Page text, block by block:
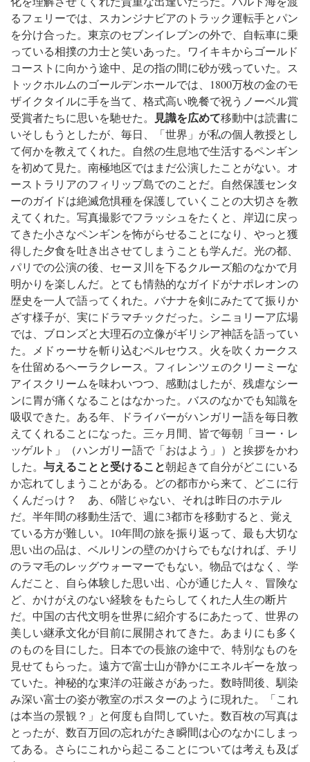
るフェリーでは、スカンジナビアのトラック運転手とパン
を分け合った。東京のセブンイレブンの外で、自転車に乗
っている相撲の力士と笑いあった。ワイキキからゴールド
コーストに向かう途中、足の指の間に砂が残っていた。ス
トックホルムのゴールデンホールでは、1800万枚の金のモ
ザイクタイルに手を当て、格式高い晩餐で祝うノーベル賞
受賞者たちに思いを馳せた。
見識を広めて移動中は読書に
いそしもうとしたが、毎日、「世界」が私の個人教授とし
て何かを教えてくれた。 自然の生息地で生活するペンギン
を初めて見た。南極地区ではまだ公演したことがない。オ
ーストラリアのフィリップ島でのことだ。自然保護センタ
ーのガイドは絶滅危惧種を保護していくことの大切さを教
えてくれた。写真撮影でフラッシュをたくと、岸辺に戻っ
てきた小さなペンギンを怖がらせることになり、やっと獲
得した夕食を吐き出させてしまうことも学んだ。 光の都、
パリでの公演の後、セーヌ川を下るクルーズ船のなかで月
明かりを楽しんだ。とても情熱的なガイドがナポレオンの
歴史を一人で語ってくれた。バナナを剣にみたてて振りか
ざす様子が、実にドラマチックだった。 シニョリーア広場
では、ブロンズと大理石の立像がギリシア神話を語ってい
た。メドゥーサを斬り込むペルセウス。火を吹くカークス
を仕留めるヘーラクレース。フィレンツェのクリーミーな
アイスクリームを味わいつつ、感動はしたが、残虐なシー
ンに胃が痛くなることはなかった。 バスのなかでも知識を
吸収できた。ある年、ドライバーがハンガリー語を毎日教
えてくれることになった。三ヶ月間、皆で毎朝「ヨー・レ
ッゲルト」（ハンガリー語で「おはよう」）と挨拶をかわ
した。 与えることと受けること朝起きて自分がどこにいる
か忘れてしまうことがある。どの都市から来て、どこに行
くんだっけ？ あ、6階じゃない、それは昨日のホテル
だ。半年間の移動生活で、週に3都市を移動すると、覚え
ている方が難しい。 10年間の旅を振り返って、最も大切な
思い出の品は、ベルリンの壁のかけらでもなければ、チリ
のラマ毛のレッグウォーマーでもない。物品ではなく、学
んだこと、自ら体験した思い出、心が通じた人々、冒険な
ど、かけがえのない経験をもたらしてくれた人生の断片
だ。 中国の古代文明を世界に紹介するにあたって、世界の
美しい継承文化が目前に展開されてきた。あまりにも多く
のものを目にした。 日本での長旅の途中で、特別なものを
見せてもらった。遠方で富士山が静かにエネルギーを放っ
ていた。神秘的な東洋の荘厳さがあった。数時間後、馴染
み深い富士の姿が教室のポスターのように現れた。「これ
は本当の景観？」と何度も自問していた。 数百枚の写真は
とったが、数百万回の忘れがたき瞬間は心のなかにしまっ
てある。さらにこれから起こることについては考えも及ば